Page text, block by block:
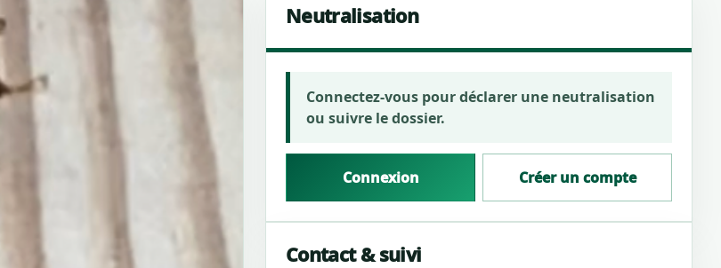
Neutralisation
Connectez-vous pour déclarer une neutralisation
ou suivre le dossier.
Connexion Créer un compte
Contact & suivi